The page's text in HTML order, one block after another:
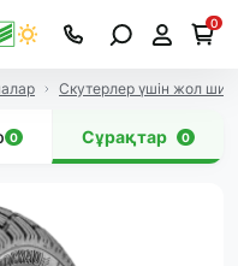
0
Скутерлер үшін жол
0 Сұрақтар 0